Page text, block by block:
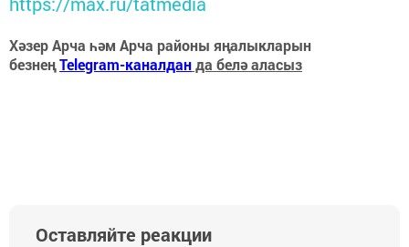
Хәзер Арча һәм Арча районы яңалыкларын
безнеңTelegram-каналданда белә аласыз
Оставляйте реакции